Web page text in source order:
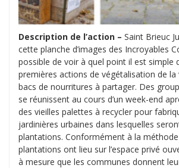
Description de l’action – Saint Brieuc
cette planche d’images des Incroyables
possible de voir à quel point il est simple
premières actions de végétalisation de la
bacs de nourritures à partager. Des
se réunissent au cours d’un week-end
des vieilles palettes à recycler pour
jardinières urbaines dans lesquelles
plantations. Conformément à la
plantations ont lieu sur l’espace privé
à mesure que les communes donnent